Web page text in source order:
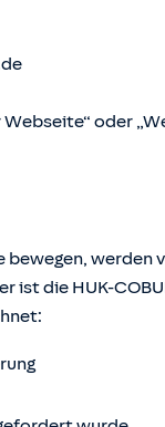
oder
bewegen,
ist die HUK-